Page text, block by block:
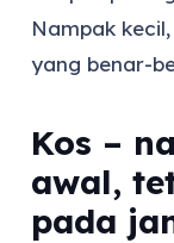
Nampak
yang benar-
Kos –
awal,
pada